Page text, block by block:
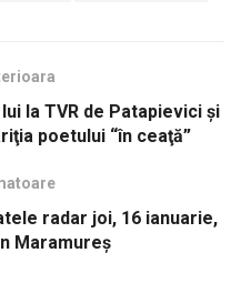
la TVR de Patapievici şi
poetului “în ceaţă”
radar joi, 16 ianuarie,
Maramureş